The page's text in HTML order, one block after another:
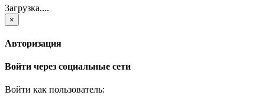
Загрузка....
×
Авторизация
Войти через социальные сети
Войти как пользователь: